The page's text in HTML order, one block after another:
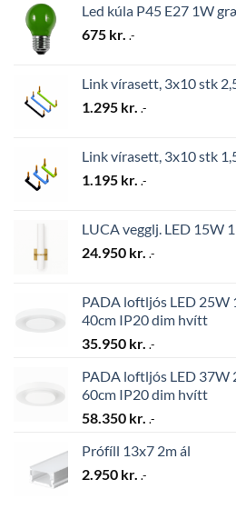
Led kúla P45 E27 1W
675 kr. .-
Link vírasett, 3x10 stk
1.295 kr. .-
Link vírasett, 3x10 stk
1.195 kr. .-
LUCA vegglj. LED 15W
24.950 kr. .-
PADA loftljós LED
40cm IP20 dim hvítt
35.950 kr. .-
PADA loftljós LED
60cm IP20 dim hvítt
58.350 kr. .-
Prófíll 13x7 2m ál
2.950 kr. .-